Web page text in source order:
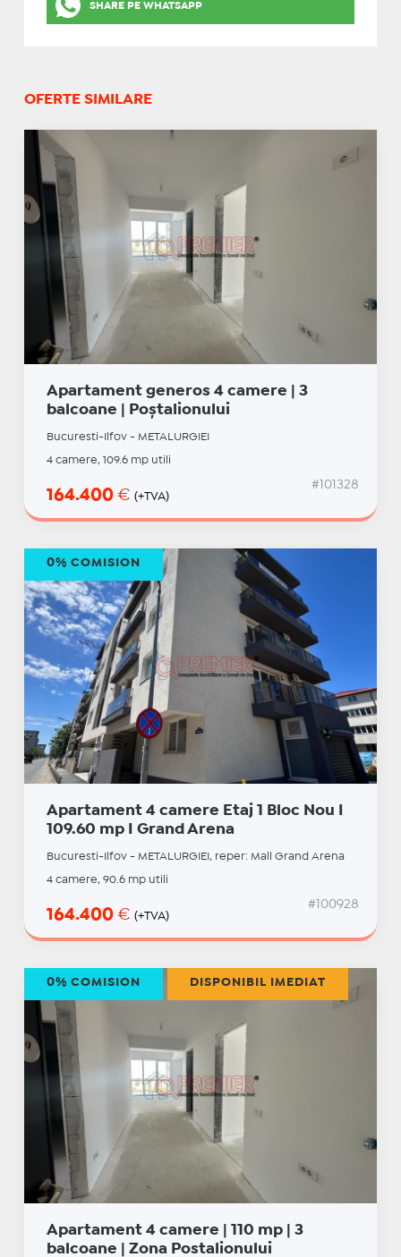
SHARE PE WHATSAPP
OFERTE SIMILARE
Apartament generos 4 camere | 3
balcoane | Poștalionului
Bucuresti-Ilfov - METALURGIEI
4 camere, 109.6 mp utili
164.400 € (+TVA)
#101328
Apartament 4 camere Etaj 1 Bloc Nou I
109.60 mp I Grand Arena
Bucuresti-Ilfov - METALURGIEI, reper: Mall Grand Arena
4 camere, 90.6 mp utili
164.400 € (+TVA)
#100928
0% COMISION
Apartament 4 camere | 110 mp | 3
balcoane | Zona Postalionului
0% COMISION DISPONIBIL IMEDIAT